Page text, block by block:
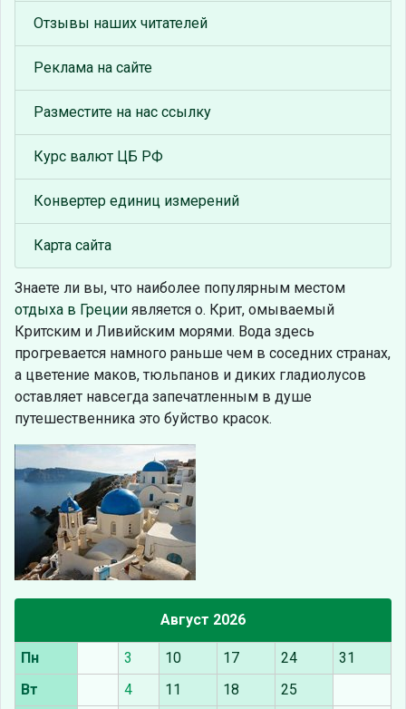
Отзывы наших читателей
Реклама на сайте
Разместите на нас ссылку
Курс валют ЦБ РФ
Конвертер единиц измерений
Карта сайта
Знаете ли вы, что наиболее популярным местом
отдыха в Греции является о. Крит, омываемый
Критским и Ливийским морями. Вода здесь
прогревается намного раньше чем в соседних странах,
а цветение маков, тюльпанов и диких гладиолусов
оставляет навсегда запечатленным в душе
путешественника это буйство красок.
Август 2026
Пн 3 10 17 24
31
Вт
4 11 18 25